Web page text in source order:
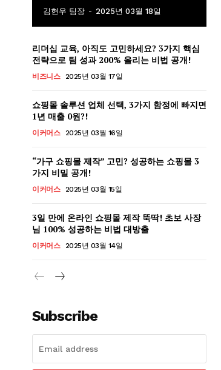
김현우 팀장 - 2025년 03월 18일
리더십 교육, 아직도 고민하세요? 3가지 핵심
전략으로 팀 성과 200% 올리는 비법 공개!
비즈니스 2025년 03월 17일
쇼핑몰 솔루션 업체 선택, 3가지 함정에 빠지면
1년 매출 0원?!
이커머스 2025년 03월 16일
“가구 쇼핑몰 제작” 고민? 성공하는 쇼핑몰 3
가지 비밀 공개!
이커머스 2025년 03월 15일
3일 만에 온라인 쇼핑몰 제작 뚝딱! 초보 사장
님 100% 성공하는 비법 대방출
이커머스 2025년 03월 14일
Subscribe